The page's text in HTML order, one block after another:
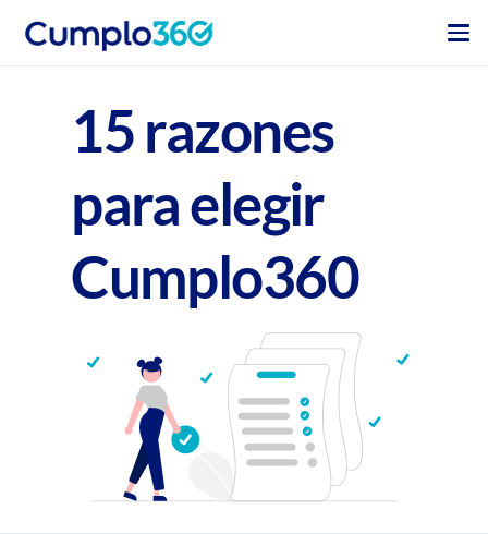
15 razones
para elegir
Cumplo360